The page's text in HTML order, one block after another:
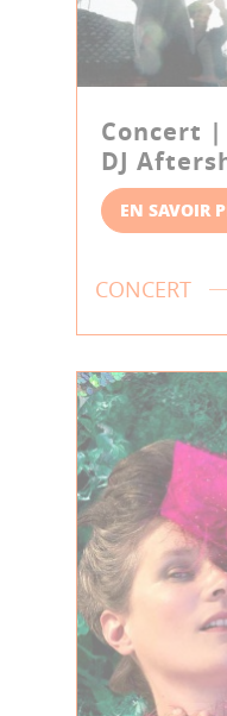
Concert
DJ
EN SAVOIR
CONCERT